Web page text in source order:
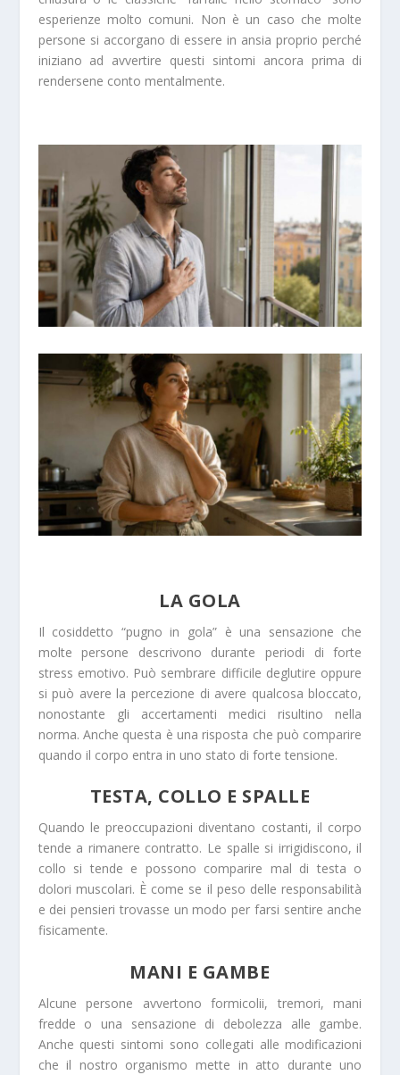
esperienze molto comuni. Non è un caso che molte
persone si accorgano di essere in ansia proprio perché
iniziano ad avvertire questi sintomi ancora prima di
rendersene conto mentalmente.
LA GOLA
Il cosiddetto “pugno in gola” è una sensazione che
molte persone descrivono durante periodi di forte
stress emotivo. Può sembrare difficile deglutire oppure
si può avere la percezione di avere qualcosa bloccato,
nonostante gli accertamenti medici risultino nella
norma. Anche questa è una risposta che può comparire
quando il corpo entra in uno stato di forte tensione.
TESTA, COLLO E SPALLE
Quando le preoccupazioni diventano costanti, il corpo
tende a rimanere contratto. Le spalle si irrigidiscono, il
collo si tende e possono comparire mal di testa o
dolori muscolari. È come se il peso delle responsabilità
e dei pensieri trovasse un modo per farsi sentire anche
fisicamente.
MANI E GAMBE
Alcune persone avvertono formicolii, tremori, mani
fredde o una sensazione di debolezza alle gambe.
Anche questi sintomi sono collegati alle modificazioni
che il nostro organismo mette in atto durante uno